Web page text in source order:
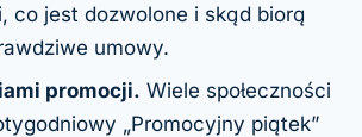
co jest dozwolone i skąd biorą
umowy.
promocji. Wiele społeczności
„Promocyjny piątek”